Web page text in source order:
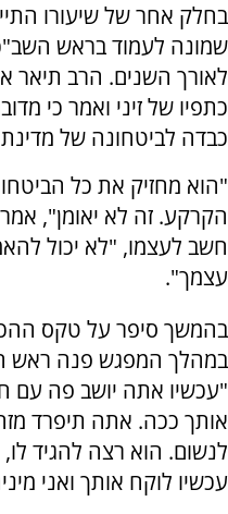
בחלק אחר של שיעורו
שמונה לעמוד בראש
לאורך השנים. הרב תיאר
כתפיו של זיני ואמר כי
כבדה לביטחונה של
"הוא מחזיק את כל
הקרקע. זה לא יאומן",
חשב לעצמו, "לא יכול
עצמך".
בהמשך סיפר על טקס
במהלך המפגש פנה ראש
"עכשיו אתה יושב פה עם
אותך ככה. אתה תיפרד
לנשום. הוא רצה להגיד
עכשיו לוקח אותך ואני